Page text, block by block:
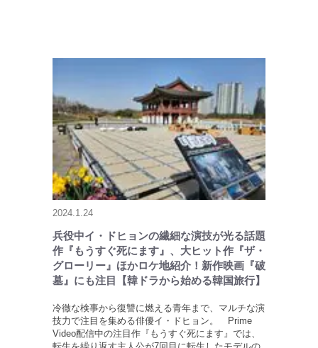
2024.1.24
兵役中イ・ドヒョンの繊細な演技が光る話題
作『もうすぐ死にます』、大ヒット作『ザ・
グローリー』ほかロケ地紹介！新作映画『破
墓』にも注目【韓ドラから始める韓国旅行】
冷徹な検事から復讐に燃える青年まで、マルチな演
技力で注目を集める俳優イ・ドヒョン。 Prime
Video配信中の注目作『もうすぐ死にます』では、